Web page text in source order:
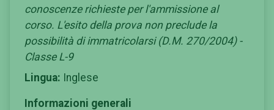
conoscenze richieste per l'ammissione al
corso. L'esito della prova non preclude la
possibilità di immatricolarsi (D.M. 270/2004) -
Classe L-9
Lingua: Inglese
Informazioni generali